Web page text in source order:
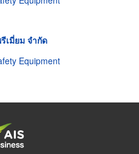
เมี่ยม จำกัด
Equipment